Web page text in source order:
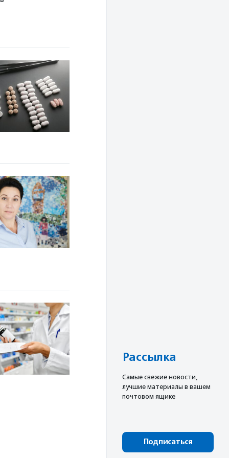
Рассылка
Cамые свежие новости,
лучшие материалы в вашем
почтовом ящике
Подписаться